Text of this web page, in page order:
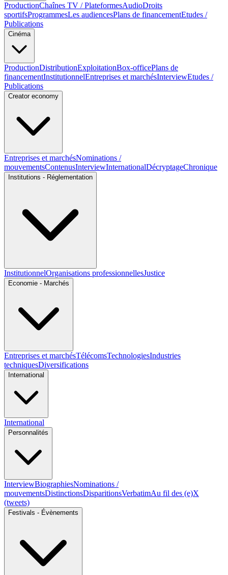
ProductionChaînes TV / PlateformesAudioDroits
sportifsProgrammesLes audiencesPlans de financementEtudes /
Publications
Cinéma
ProductionDistributionExploitationBox-officePlans de
financementInstitutionnelEntreprises et marchésInterviewEtudes /
Publications
Creator economy
Entreprises et marchésNominations /
mouvementsContenusInterviewInternationalDécryptageChronique
Institutions - Réglementation
InstitutionnelOrganisations professionnellesJustice
Economie - Marchés
Entreprises et marchésTélécomsTechnologiesIndustries
techniquesDiversifications
International
International
Personnalités
InterviewBiographiesNominations /
mouvementsDistinctionsDisparitionsVerbatimAu fil des (e)X
(tweets)
Festivals - Évènements